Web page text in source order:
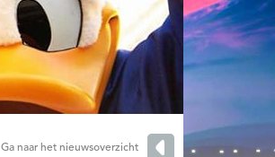
Ga naar het nieuwsoverzicht